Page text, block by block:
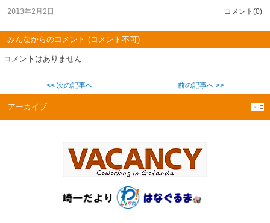
2013年2月2日 コメント(0)
みんなからのコメント (コメント不可)
コメントはありません
<< 次の記事へ 前の記事へ >>
アーカイブ －|□